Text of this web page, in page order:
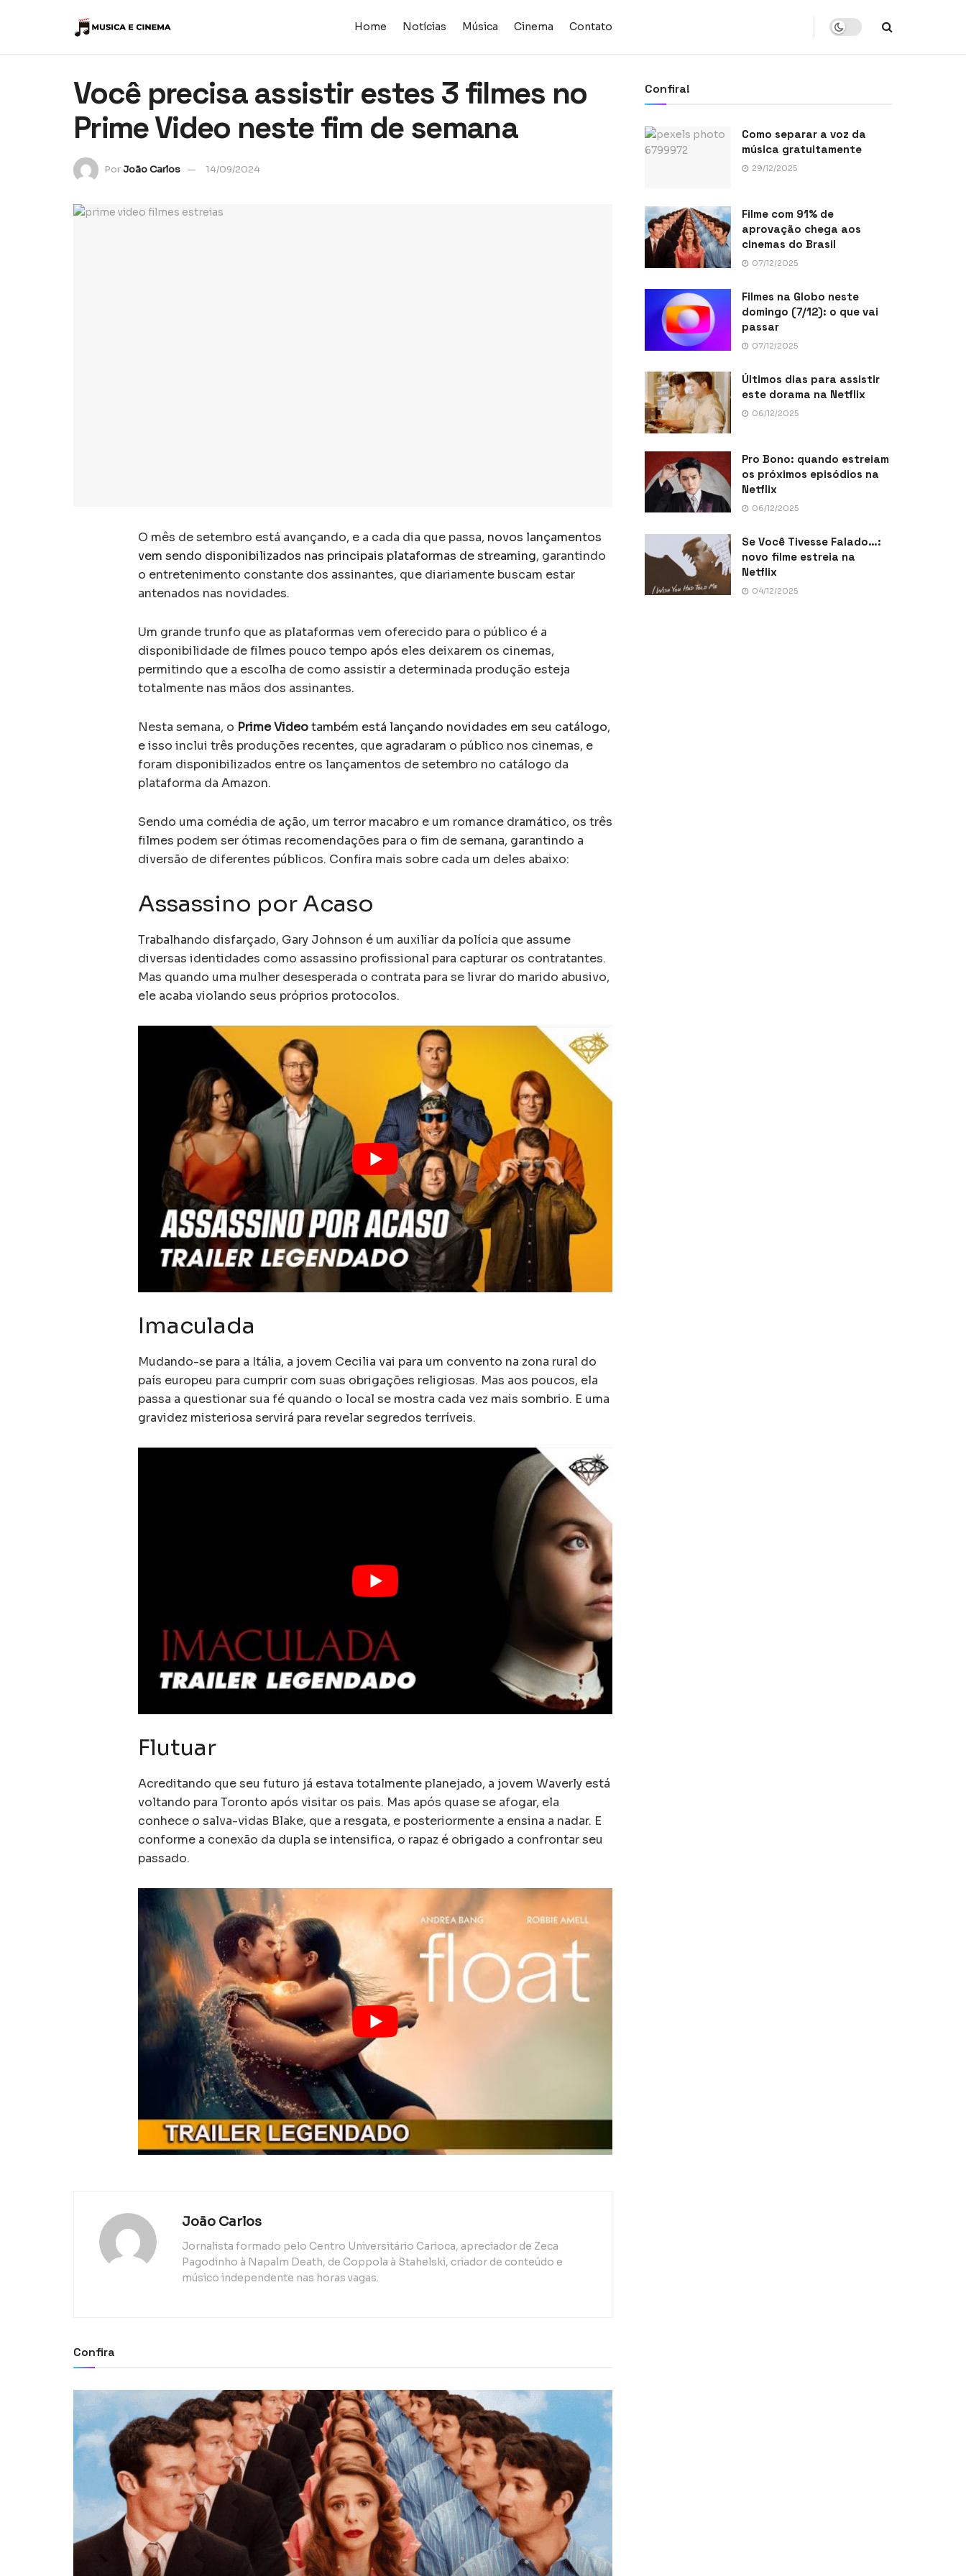
Home Notícias Música Cinema Contato
Você precisa assistir estes 3 filmes no
Prime Video neste fim de semana
PorJoão Carlos 14/09/2024
O mês de setembro está avançando, e a cada dia que passa, novos lançamentos
vem sendo disponibilizados nas principais plataformas de streaming, garantindo
o entretenimento constante dos assinantes, que diariamente buscam estar
antenados nas novidades.
Um grande trunfo que as plataformas vem oferecido para o público é a
disponibilidade de filmes pouco tempo após eles deixarem os cinemas,
permitindo que a escolha de como assistir a determinada produção esteja
totalmente nas mãos dos assinantes.
Nesta semana, o Prime Videotambém está lançando novidades em seu catálogo,
e isso inclui três produções recentes, que agradaram o público nos cinemas, e
foram disponibilizados entre os lançamentos de setembro no catálogo da
plataforma da Amazon.
Sendo uma comédia de ação, um terror macabro e um romance dramático, os três
filmes podem ser ótimas recomendações para o fim de semana, garantindo a
diversão de diferentes públicos. Confira mais sobre cada um deles abaixo:
Assassino por Acaso
Trabalhando disfarçado, Gary Johnson é um auxiliar da polícia que assume
diversas identidades como assassino profissional para capturar os contratantes.
Mas quando uma mulher desesperada o contrata para se livrar do marido abusivo,
ele acaba violando seus próprios protocolos.
Imaculada
Mudando-se para a Itália, a jovem Cecilia vai para um convento na zona rural do
país europeu para cumprir com suas obrigações religiosas. Mas aos poucos, ela
passa a questionar sua fé quando o local se mostra cada vez mais sombrio. E uma
gravidez misteriosa servirá para revelar segredos terríveis.
Flutuar
Acreditando que seu futuro já estava totalmente planejado, a jovem Waverly está
voltando para Toronto após visitar os pais. Mas após quase se afogar, ela
conhece o salva-vidas Blake, que a resgata, e posteriormente a ensina a nadar. E
conforme a conexão da dupla se intensifica, o rapaz é obrigado a confrontar seu
passado.
João Carlos
Jornalista formado pelo Centro Universitário Carioca, apreciador de Zeca
Pagodinho à Napalm Death, de Coppola à Stahelski, criador de conteúdo e
músico independente nas horas vagas.
Confira
Confira!
Como separar a voz da
música gratuitamente
29/12/2025
Filme com 91% de
aprovação chega aos
cinemas do Brasil
07/12/2025
Filmes na Globo neste
domingo (7/12): o que vai
passar
07/12/2025
Últimos dias para assistir
este dorama na Netflix
06/12/2025
Pro Bono: quando estreiam
os próximos episódios na
Netflix
06/12/2025
Se Você Tivesse Falado…:
novo filme estreia na
Netflix
04/12/2025